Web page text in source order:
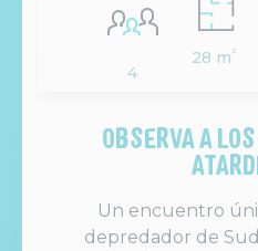
4
28 m²
OBSERVA A
Un encuentro
depredador de